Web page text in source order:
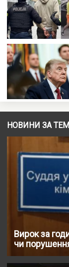
НОВИНИ ЗА
Вирок за
чи